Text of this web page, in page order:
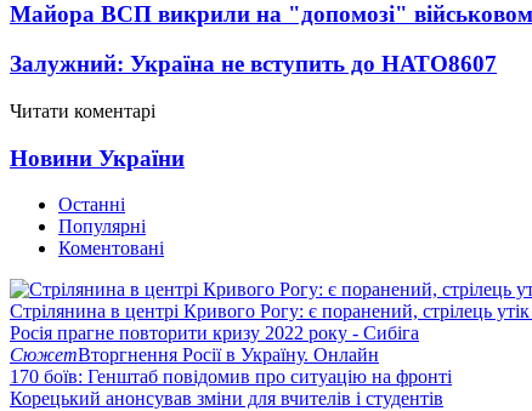
Майора ВСП викрили на "допомозі"
Залужний: Україна не вступить до НАТО8607
Читати коментарі
Новини України
Останні
Популярні
Коментовані
Стрілянина в центрі Кривого Рогу: є поранений, стрілець
Росія прагне повторити кризу 2022 року - Сибіга
СюжетВторгнення Росії в Україну. Онлайн
170 боїв: Генштаб повідомив про ситуацію на фронті
Корецький анонсував зміни для вчителів і студентів